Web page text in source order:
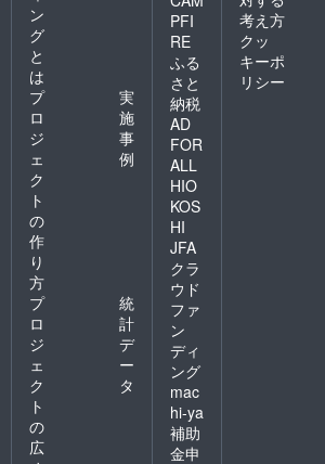
ン
グ
と
は
プ
ロ
ジ
ェ
ク
ト
の
作
り
方
実
施
事
例
プ
ロ
ジ
ェ
ク
ト
の
広
統
計
デ
ー
タ
PFI
RE
ふる
さと
納税
AD
FOR
ALL
HIO
KOS
HI
JFA
クラ
ウド
ファ
ン
ディ
ング
mac
hi-ya
補助
金申
考え方
クッ
キーポ
リシー